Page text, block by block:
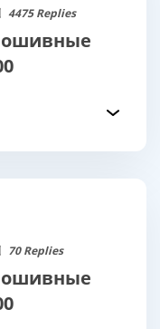
4475 Replies
70 Replies